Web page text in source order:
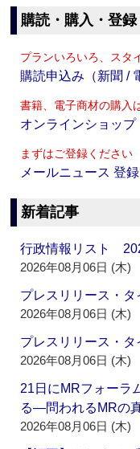
購読・購入・登録
プランいろいろ、スタ
購読申込み（新聞 /
書籍、電子商材の購入
オンラインショップ
まずはご登録ください
メールニュース 登録
新着記事
行政情報リスト
2026年08月06日 (木)
プレスリリース・
2026年08月06日 (木)
プレスリリース・
2026年08月06日 (木)
21日にMRフォーラ
る―問われるMRの
2026年08月06日 (木)